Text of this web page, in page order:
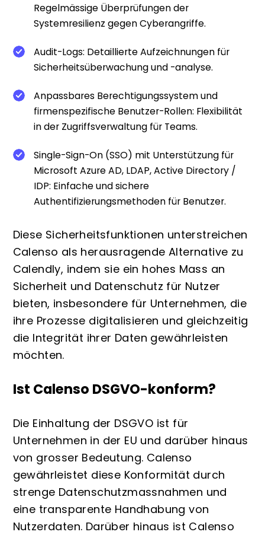
Regelmässige Überprüfungen der
Systemresilienz gegen Cyberangriffe.
Audit-Logs: Detaillierte Aufzeichnungen für
Sicherheitsüberwachung und -analyse.
Anpassbares Berechtigungssystem und
firmenspezifische Benutzer-Rollen: Flexibilität
in der Zugriffsverwaltung für Teams.
Single-Sign-On (SSO) mit Unterstützung für
Microsoft Azure AD, LDAP, Active Directory /
IDP: Einfache und sichere
Authentifizierungsmethoden für Benutzer.
Diese Sicherheitsfunktionen unterstreichen
Calenso als herausragende Alternative zu
Calendly, indem sie ein hohes Mass an
Sicherheit und Datenschutz für Nutzer
bieten, insbesondere für Unternehmen, die
ihre Prozesse digitalisieren und gleichzeitig
die Integrität ihrer Daten gewährleisten
möchten.
Ist Calenso DSGVO-konform?
Die Einhaltung der DSGVO ist für
Unternehmen in der EU und darüber hinaus
von grosser Bedeutung. Calenso
gewährleistet diese Konformität durch
strenge Datenschutzmassnahmen und
eine transparente Handhabung von
Nutzerdaten. Darüber hinaus ist Calenso